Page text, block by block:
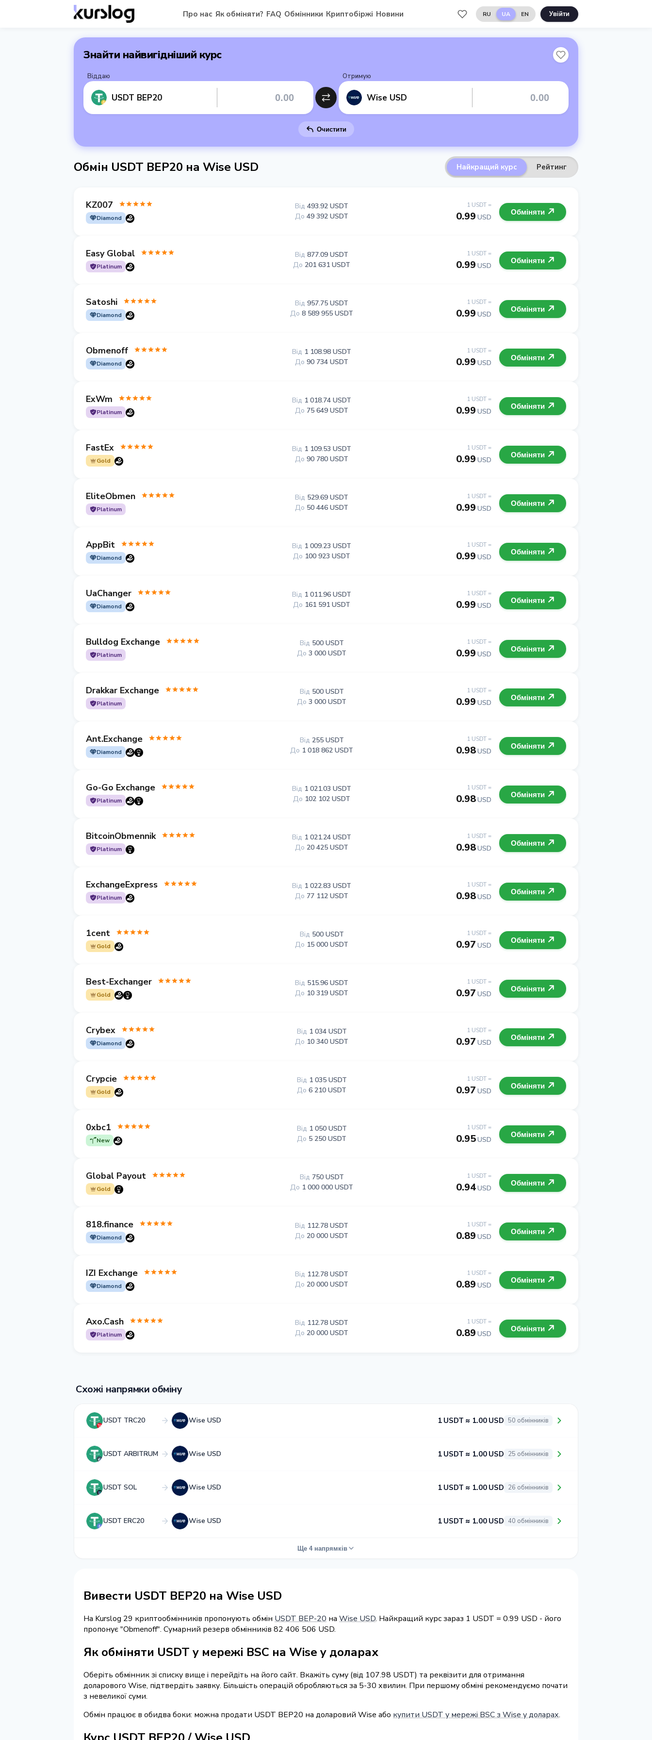
Про нас Як обміняти? FAQ Обмінники Криптобіржі Новини RU UA EN Увійти
Знайти найвигідніший курс
Віддаю
USDT BEP20
Отримую
Wise USD
Очистити
Обмін USDT BEP20 на Wise USD Найкращий курс Рейтинг
KZ007
Diamond
1 USDT =
0.99 USD
Від 493.92 USDT
До 49 392 USDT Обміняти
Easy Global
Platinum
1 USDT =
0.99 USD
Від 877.09 USDT
До 201 631 USDT Обміняти
Satoshi
Diamond
1 USDT =
0.99 USD
Від 957.75 USDT
До 8 589 955 USDT Обміняти
Obmenoff
Diamond
1 USDT =
0.99 USD
Від 1 108.98 USDT
До 90 734 USDT Обміняти
ExWm
Platinum
1 USDT =
0.99 USD
Від 1 018.74 USDT
До 75 649 USDT Обміняти
FastEx
Gold
1 USDT =
0.99 USD
Від 1 109.53 USDT
До 90 780 USDT Обміняти
EliteObmen
Platinum
1 USDT =
0.99 USD
Від 529.69 USDT
До 50 446 USDT Обміняти
AppBit
Diamond
1 USDT =
0.99 USD
Від 1 009.23 USDT
До 100 923 USDT Обміняти
UaChanger
Diamond
1 USDT =
0.99 USD
Від 1 011.96 USDT
До 161 591 USDT Обміняти
Bulldog Exchange
Platinum
1 USDT =
0.99 USD
Від 500 USDT
До 3 000 USDT Обміняти
Drakkar Exchange
Platinum
1 USDT =
0.99 USD
Від 500 USDT
До 3 000 USDT Обміняти
Ant.Exchange
Diamond
1 USDT =
0.98USD
Від 255 USDT
До 1 018 862 USDT Обміняти
Go-Go Exchange
Platinum
1 USDT =
0.98USD
Від 1 021.03 USDT
До 102 102 USDT Обміняти
BitcoinObmennik
Platinum
1 USDT =
0.98USD
Від 1 021.24 USDT
До 20 425 USDT Обміняти
ExchangeExpress
Platinum
1 USDT =
0.98USD
Від 1 022.83 USDT
До 77 112 USDT Обміняти
1cent
Gold
1 USDT =
0.97 USD
Від 500 USDT
До 15 000 USDT Обміняти
Best-Exchanger
Gold
1 USDT =
0.97 USD
Від 515.96 USDT
До 10 319 USDT Обміняти
Crybex
Diamond
1 USDT =
0.97 USD
Від 1 034 USDT
До 10 340 USDT Обміняти
Crypcie
Gold
1 USDT =
0.97 USD
Від 1 035 USDT
До 6 210 USDT Обміняти
0xbc1
New
1 USDT =
0.95USD
Від 1 050 USDT
До 5 250 USDT Обміняти
Global Payout
Gold
1 USDT =
0.94USD
Від 750 USDT
До 1 000 000 USDT Обміняти
818.finance
Diamond
1 USDT =
0.89 USD
Від 112.78 USDT
До 20 000 USDT Обміняти
IZI Exchange
Diamond
1 USDT =
0.89 USD
Від 112.78 USDT
До 20 000 USDT Обміняти
Axo.Cash
Platinum
1 USDT =
0.89 USD
Від 112.78 USDT
До 20 000 USDT Обміняти
Схожі напрямки обміну
USDT TRC20 Wise USD 1 USDT ≈ 1.00 USD 50 обмінників
USDT ARBITRUM Wise USD 1 USDT ≈ 1.00 USD 25 обмінників
USDT SOL Wise USD 1 USDT ≈ 1.00 USD 26 обмінників
USDT ERC20 Wise USD 1 USDT ≈ 1.00 USD 40 обмінників
Ще 4 напрямків
Вивести USDT BEP20 на Wise USD
На Kurslog 29 криптообмінників пропонують обмін USDT BEP-20 на Wise USD. Найкращий курс зараз 1 USDT = 0.99 USD - його
пропонує "Obmenoff". Сумарний резерв обмінників 82 406 506 USD.
Як обміняти USDT у мережі BSC на Wise у доларах
Оберіть обмінник зі списку вище і перейдіть на його сайт. Вкажіть суму (від 107.98 USDT) та реквізити для отримання
доларового Wise, підтвердіть заявку. Більшість операцій обробляються за 5-30 хвилин. При першому обміні рекомендуємо почати
з невеликої суми.
Обмін працює в обидва боки: можна продати USDT BEP20 на доларовий Wise або купити USDT у мережі BSC з Wise у доларах.